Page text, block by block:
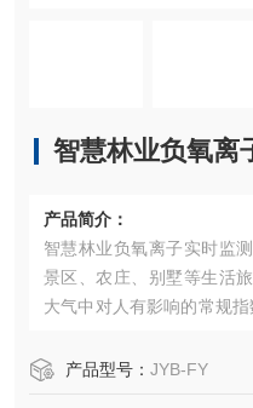
智慧林业负氧离
产品简介：
智慧林业负氧离子实时监
景区、农庄、别墅等生活
大气中对人有影响的常规
用的同时远程监管、控制，
产品型号： JYB-FY